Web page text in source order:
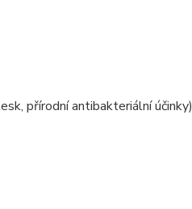
přírodní antibakteriální účinky)